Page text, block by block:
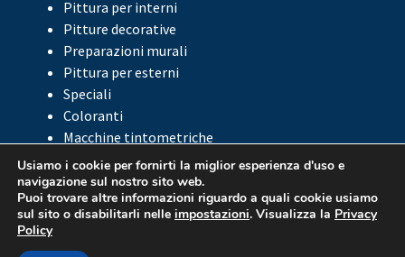
Pittura per interni
Pitture decorative
Preparazioni murali
Pittura per esterni
Speciali
Coloranti
Macchine tintometriche
Accessori
© 2022 –
Usiamo i cookie per fornirti la miglior esperienza d'uso e
navigazione sul nostro sito web.
Puoi trovare altre informazioni riguardo a quali cookie usiamo
sul sito o disabilitarli nelle impostazioni. Visualizza la Privacy
Policy